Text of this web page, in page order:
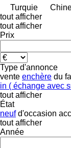
Turquie
tout afficher
tout afficher
Prix
Type d'annonce
vente enchère du
in ( échange avec
tout afficher
État
neuf d'occasion
tout afficher
Année